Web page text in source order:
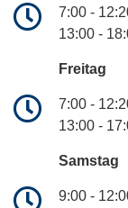
7:00 -
13:00 -
Freitag
7:00 -
13:00 -
Samstag
9:00 -